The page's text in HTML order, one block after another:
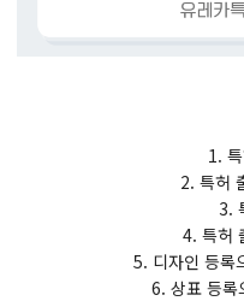
1.
2. 특허
3.
4. 특허
5. 디자인 등록
6. 상표 등록